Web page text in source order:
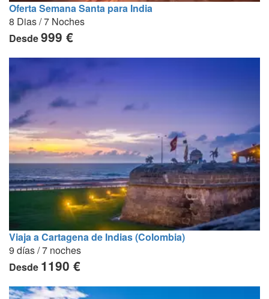
Oferta Semana Santa para India
8 Dias / 7 Noches
Desde999 €
Viaja a Cartagena de Indias (Colombia)
9 días / 7 noches
Desde 1190 €